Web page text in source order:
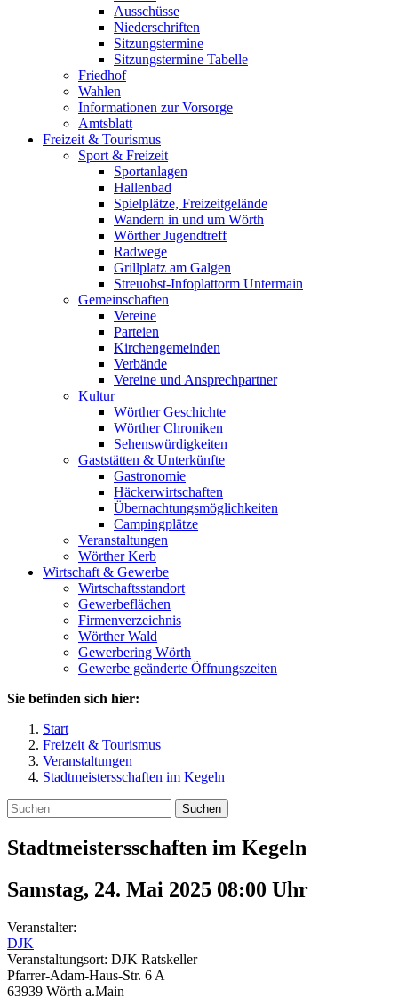
Ausschüsse
Niederschriften
Sitzungstermine
Sitzungstermine Tabelle
Friedhof
Wahlen
Informationen zur Vorsorge
Amtsblatt
Freizeit & Tourismus
Sport & Freizeit
Sportanlagen
Hallenbad
Spielplätze, Freizeitgelände
Wandern in und um Wörth
Wörther Jugendtreff
Radwege
Grillplatz am Galgen
Streuobst-Infoplattorm Untermain
Gemeinschaften
Vereine
Parteien
Kirchengemeinden
Verbände
Vereine und Ansprechpartner
Kultur
Wörther Geschichte
Wörther Chroniken
Sehenswürdigkeiten
Gaststätten & Unterkünfte
Gastronomie
Häckerwirtschaften
Übernachtungsmöglichkeiten
Campingplätze
Veranstaltungen
Wörther Kerb
Wirtschaft & Gewerbe
Wirtschaftsstandort
Gewerbeflächen
Firmenverzeichnis
Wörther Wald
Gewerbering Wörth
Gewerbe geänderte Öffnungszeiten
Sie befinden sich hier:
Start
Freizeit & Tourismus
Veranstaltungen
Stadtmeistersschaften im Kegeln
Suchen
Stadtmeistersschaften im Kegeln
Samstag, 24. Mai 2025 08:00 Uhr
Veranstalter:
DJK
Veranstaltungsort: DJK Ratskeller
Pfarrer-Adam-Haus-Str. 6 A
63939 Wörth a.Main